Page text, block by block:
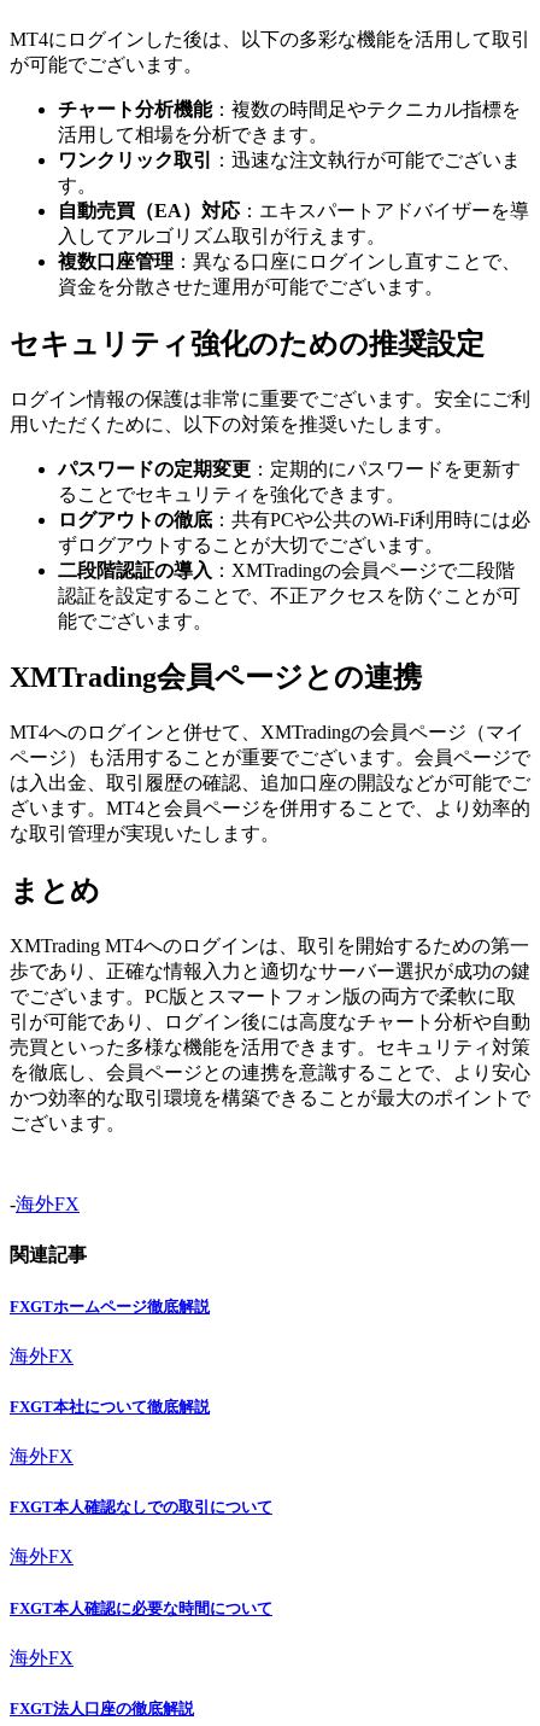
MT4にログインした後は、以下の多彩な機能を活用して取引
が可能でございます。
チャート分析機能：複数の時間足やテクニカル指標を
活用して相場を分析できます。
ワンクリック取引
：迅速な注文執行が可能でございま
す。
自動売買（EA）対応 ：エキスパートアドバイザーを導
入してアルゴリズム取引が行えます。
複数口座管理 ：異なる口座にログインし直すことで、
資金を分散させた運用が可能でございます。
セキュリティ強化のための推奨設定
ログイン情報の保護は非常に重要でございます。安全にご利
用いただくために、以下の対策を推奨いたします。
パスワードの定期変更 ：定期的にパスワードを更新す
ることでセキュリティを強化できます。
ログアウトの徹底 ：共有PCや公共のWi-Fi利用時には必
ずログアウトすることが大切でございます。
二段階認証の導入 ：XMTradingの会員ページで二段階
認証を設定することで、不正アクセスを防ぐことが可
能でございます。
XMTrading会員ページとの連携
MT4へのログインと併せて、XMTradingの会員ページ（マイ
ページ）も活用することが重要でございます。会員ページで
は入出金、取引履歴の確認、追加口座の開設などが可能でご
ざいます。MT4と会員ページを併用することで、より効率的
な取引管理が実現いたします。
まとめ
XMTrading MT4へのログインは、取引を開始するための第一
歩であり、正確な情報入力と適切なサーバー選択が成功の鍵
でございます。PC版とスマートフォン版の両方で柔軟に取
引が可能であり、ログイン後には高度なチャート分析や自動
売買といった多様な機能を活用できます。セキュリティ対策
を徹底し、会員ページとの連携を意識することで、より安心
かつ効率的な取引環境を構築できることが最大のポイントで
ございます。
-海外FX
関連記事
FXGTホームページ徹底解説
海外FX
FXGT本社について徹底解説
海外FX
FXGT本人確認なしでの取引について
海外FX
FXGT本人確認に必要な時間について
海外FX
FXGT法人口座の徹底解説